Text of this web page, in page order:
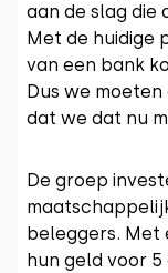
aan de slag die
Met de huidige
van een bank
Dus we moeten
dat we dat nu
De groep
beleggers. Met
hun geld voor